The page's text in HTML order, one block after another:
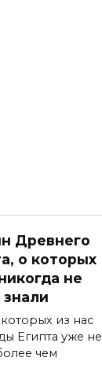
Древнего
о которых
не
знали
из нас
Египта уже не
чем